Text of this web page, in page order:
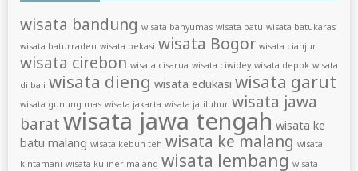
wisata bandung wisata banyumas wisata batu wisata batukaras
wisata baturraden wisata bekasi wisata Bogor wisata cianjur
wisata cirebon wisata cisarua wisata ciwidey wisata depok wisata
di bali wisata dieng wisata edukasi wisata garut
wisata gunung mas wisata jakarta wisata jatiluhur wisata jawa
baratwisata jawa tengah wisata ke
batu malang wisata kebun teh wisata ke malang wisata
kintamani wisata kuliner malang wisata lembang wisata